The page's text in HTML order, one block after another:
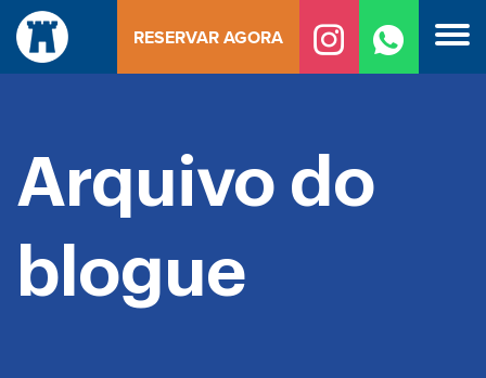
Saltar
para
o
RESERVAR AGORA
Arquivo do
blogue